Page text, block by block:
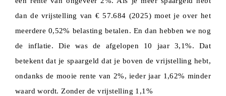
dan de vrijstelling van € 57.684 (2025) moet je over het
meerdere 0,52% belasting betalen. En dan hebben we nog
de inflatie. Die was de afgelopen 10 jaar 3,1%. Dat
betekent dat je spaargeld dat je boven de vrijstelling hebt,
ondanks de mooie rente van 2%, ieder jaar 1,62% minder
waard wordt. Zonder de vrijstelling 1,1%